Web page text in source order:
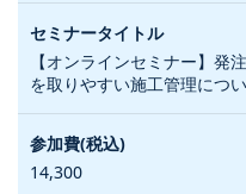
【オンラインセミナー】発
を取りやすい施工管理につ
14,300